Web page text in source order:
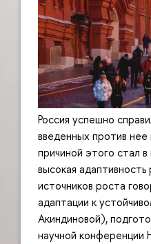
Россия успешно
введенных против
причиной этого стал
высокая
источников роста
адаптации к
Акиндиновой),
научной